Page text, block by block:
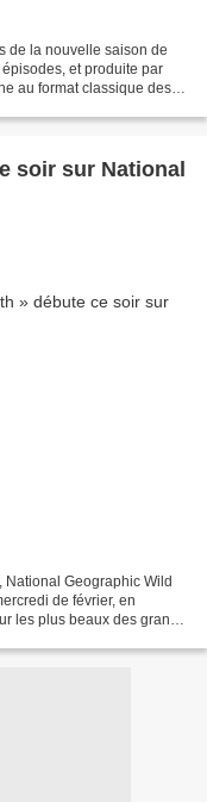
de la nouvelle saison de
et produite par
au format classique des
soir sur National
National Geographic Wild
de février, en
les plus beaux des grands